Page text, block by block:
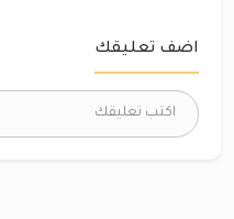
اضف تعليقك